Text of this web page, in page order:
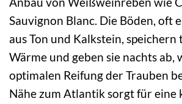
Sauvignon Blanc. Die Böden, oft
aus Ton und Kalkstein, speichern
Wärme und geben sie nachts ab,
optimalen Reifung der Trauben
Nähe zum Atlantik sorgt für eine